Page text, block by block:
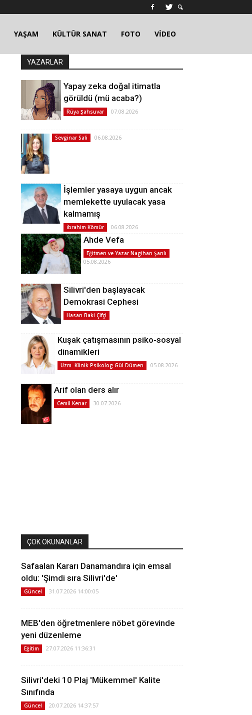
YAŞAM KÜLTÜR SANAT FOTO VİDEO
YAZARLAR
Yapay zeka doğal itimatla
görüldü (mü acaba?)
Rüya Şahsuvar 07.08.2026
Sevginar Sali 06.08.2026
İşlemler yasaya uygun ancak
memlekette uyulacak yasa
kalmamış
İbrahim Kömür 06.08.2026
Ahde Vefa
Eğitmen ve Yazar Nagihan Şanlı
05.08.2026
Silivri'den başlayacak
Demokrasi Cephesi
Hasan Baki Çifçi
Kuşak çatışmasının psiko-sosyal
dinamikleri
Uzm. Klinik Psikolog Gül Dümen 05.08.2026
Arif olan ders alır
Cemil Kenar 30.07.2026
ÇOK OKUNANLAR
Safaalan Kararı Danamandıra için emsal
oldu: 'Şimdi sıra Silivri'de'
Güncel 31.07.2026 14:00:05
MEB'den öğretmenlere nöbet görevinde
yeni düzenleme
Eğitim 27.07.2026 11:36:31
Silivri'deki 10 Plaj 'Mükemmel' Kalite
Sınıfında
Güncel 20.07.2026 14:37:57